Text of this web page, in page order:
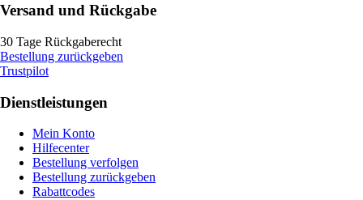
Versand und Rückgabe
30 Tage Rückgaberecht
Bestellung zurückgeben
Trustpilot
Dienstleistungen
Mein Konto
Hilfecenter
Bestellung verfolgen
Bestellung zurückgeben
Rabattcodes